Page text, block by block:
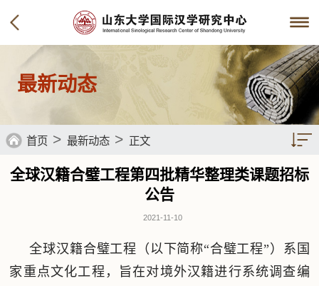
最新动态
首页 > 最新动态 > 正文
全球汉籍合璧工程第四批精华整理类课题招标
公告
2021-11-10
全球汉籍合璧工程（以下简称“合璧工程”）系国
家重点文化工程，旨在对境外汉籍进行系统调查编